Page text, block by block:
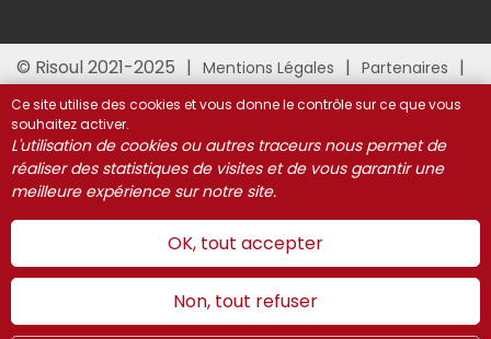
© Risoul 2021-2025 Mentions Légales
Partenaires
Gestion des cookies
Ce site utilise des cookies et vous donne le contrôle sur ce que vous
souhaitez activer.
L'utilisation de cookies ou autres traceurs nous permet de
réaliser des statistiques de visites et de vous garantir une
meilleure expérience sur notre site.
OK, tout accepter
Non, tout refuser